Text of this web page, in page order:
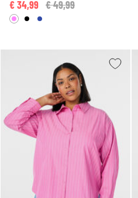
Price reduced from
€ 49,99
€ 34,99